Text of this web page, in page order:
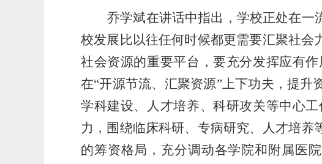
乔学斌在讲话中指出，学校正处在一
校发展比以往任何时候都更需要汇聚社
社会资源的重要平台，要充分发挥应有
在“开源节流、汇聚资源”上下功夫，提
学科建设、人才培养、科研攻关等中心
力，围绕临床科研、专病研究、人才培
的筹资格局，充分调动各学院和附属医